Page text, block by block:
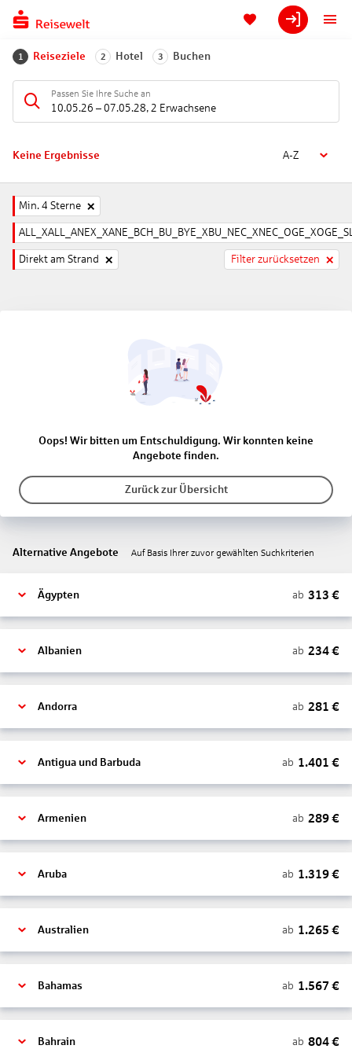
1 Reiseziele 2 Hotel 3 Buchen
Passen Sie Ihre Suche an
10.05.26 – 07.05.28, 2 Erwachsene
Keine Ergebnisse A-Z
Min. 4 Sterne
Direkt am Strand Filter zurücksetzen
Oops! Wir bitten um Entschuldigung. Wir konnten keine
Angebote finden.
Zurück zur Übersicht
Alternative Angebote Auf Basis Ihrer zuvor gewählten Suchkriterien
Ägypten ab 313 €
Albanien ab 234€
Andorra ab 281 €
Antigua und Barbuda ab 1.401 €
Armenien ab 289€
Aruba ab 1.319€
Australien ab 1.265 €
Bahamas ab 1.567 €
Bahrain ab 804€